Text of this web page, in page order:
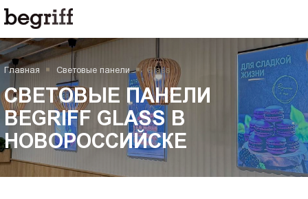
СВЕТОВЫЕ
ПАНЕЛИ
BEGRIFF
GLASS
в
Новороссийске
Главная Световые панели Glass
СВЕТОВЫЕ ПАНЕЛИ
BEGRIFF GLASS В
НОВОРОССИЙСКЕ
ООО
"Компания
Бегрифф"
Россия
Свердловская
обл.
620016
г.
Екатеринбург
ул.
Амундсена,